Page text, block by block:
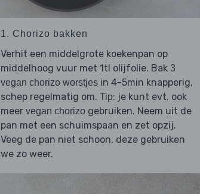
1. Chorizo bakken
Verhit een middelgrote koekenpan op
middelhoog vuur met 1tl olijfolie. Bak 3
vegan chorizo worstjes in 4-5min knapperig,
schep regelmatig om. Tip: je kunt evt. ook
meer vegan chorizo gebruiken. Neem uit de
pan met een schuimspaan en zet opzij.
Veeg de pan niet schoon, deze gebruiken
we zo weer.